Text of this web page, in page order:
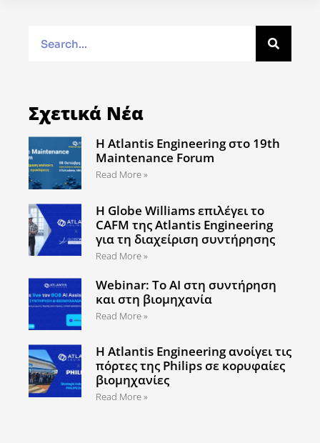
Σχετικά Νέα
Η Atlantis Engineering στο 19th
Maintenance Forum
Read More »
Η Globe Williams επιλέγει το
CAFM της Atlantis Engineering
για τη διαχείριση συντήρησης
Read More »
Webinar: Το AI στη συντήρηση
και στη βιομηχανία
Read More »
Η Atlantis Engineering ανοίγει τις
πόρτες της Philips σε κορυφαίες
βιομηχανίες
Read More »